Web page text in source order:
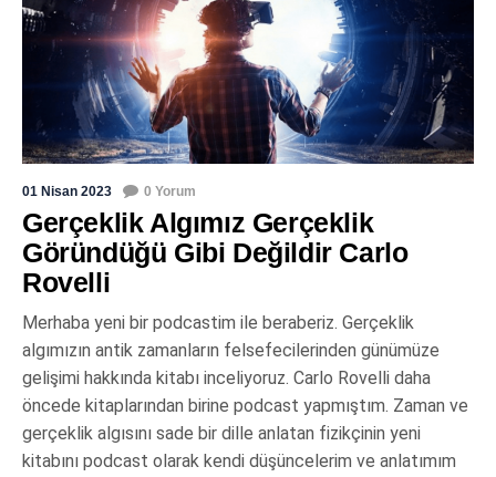
01 Nisan 2023 0 Yorum
Gerçeklik Algımız Gerçeklik
Göründüğü Gibi Değildir Carlo
Rovelli
Merhaba yeni bir podcastim ile beraberiz. Gerçeklik
algımızın antik zamanların felsefecilerinden günümüze
gelişimi hakkında kitabı inceliyoruz. Carlo Rovelli daha
öncede kitaplarından birine podcast yapmıştım. Zaman ve
gerçeklik algısını sade bir dille anlatan fizikçinin yeni
kitabını podcast olarak kendi düşüncelerim ve anlatımım